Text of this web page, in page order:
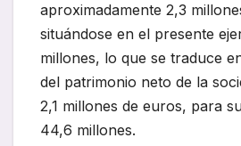
aproximadamente 2,3
situándose en el presente
millones, lo que se traduce
del patrimonio neto de la
2,1 millones de euros, para
44,6 millones.